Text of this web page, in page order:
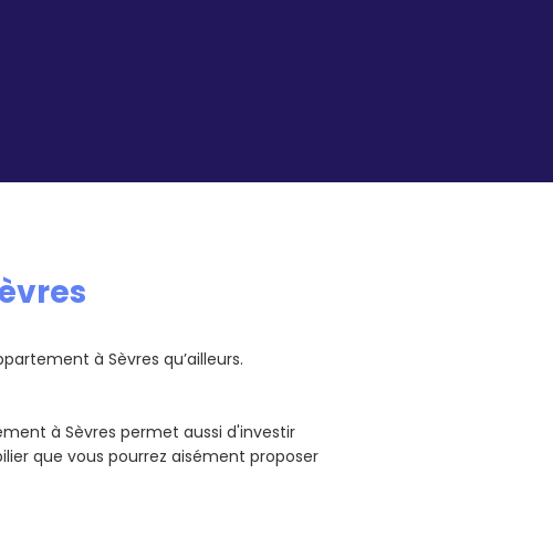
à Sèvres qu’ailleurs.
à Sèvres permet aussi d'investir
que vous pourrez aisément proposer